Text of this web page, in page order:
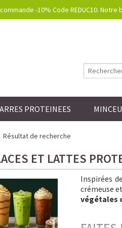
-10% Code REDUC10.
PROTEINEES
Résultat de recherche
ET LATTES
Inspirées
crémeuse
végétales